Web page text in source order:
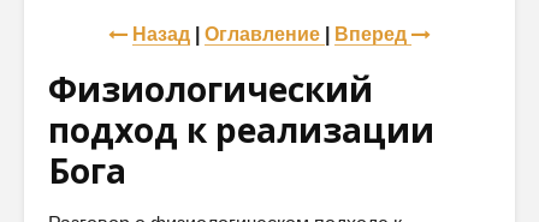
Назад Оглавление Вперед
Физиологический
подход к реализации
Бога